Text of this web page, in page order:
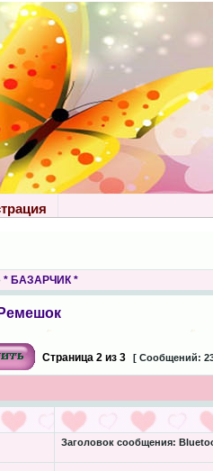
* БАЗАРЧИК *
Страница 2из 3 [ Сообщений:
Заголовок сообщения: